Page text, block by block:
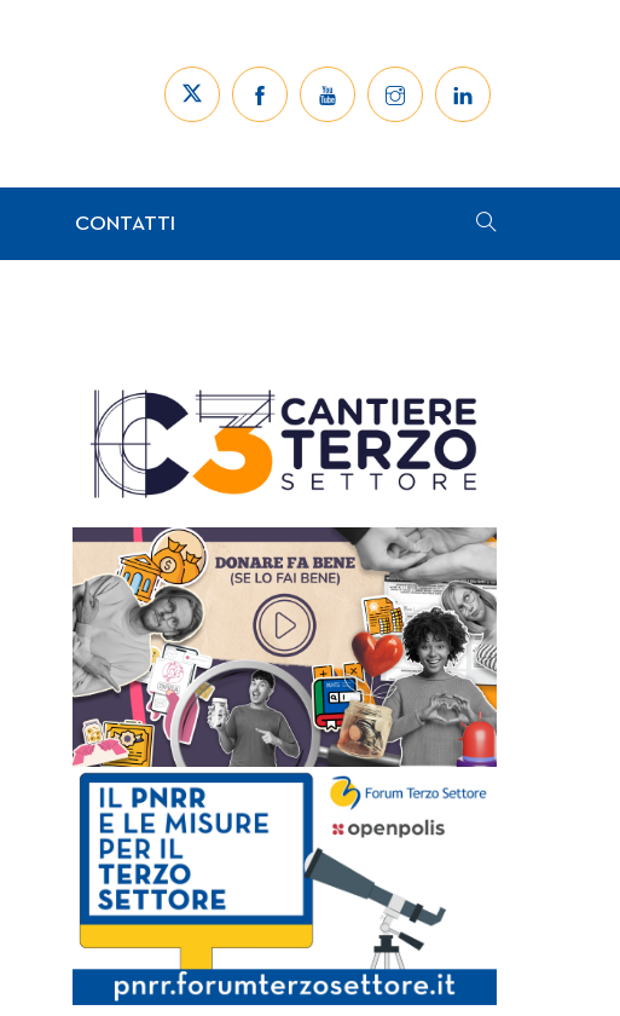
CONTATTI